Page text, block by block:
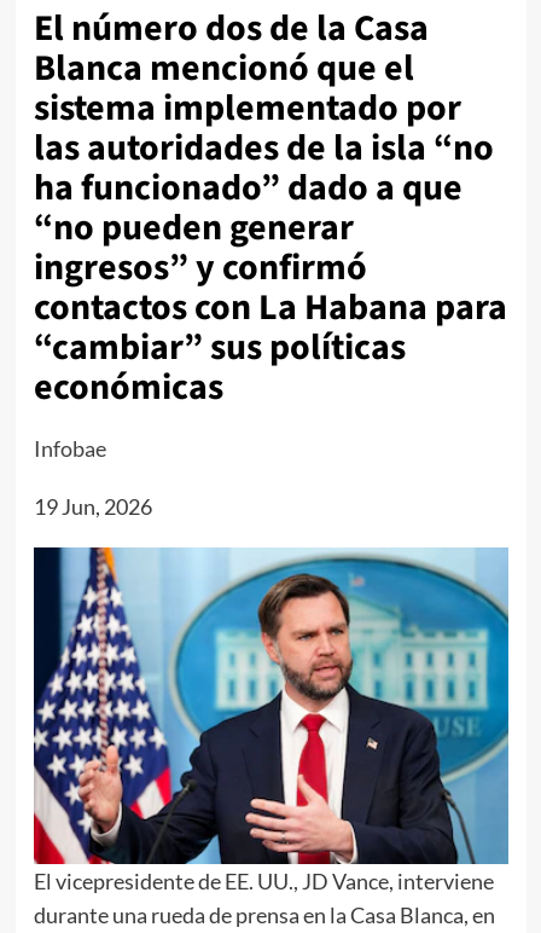
El número dos de la Casa
Blanca mencionó que el
sistema implementado por
las autoridades de la isla “no
ha funcionado” dado a que
“no pueden generar
ingresos” y confirmó
contactos con La Habana para
“cambiar” sus políticas
económicas
Infobae
19 Jun, 2026
El vicepresidente de EE. UU., JD Vance, interviene
durante una rueda de prensa en la Casa Blanca, en